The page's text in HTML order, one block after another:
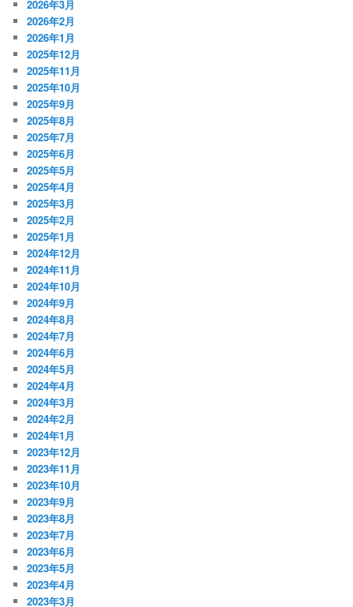
2026年3月
2026年2月
2026年1月
2025年12月
2025年11月
2025年10月
2025年9月
2025年8月
2025年7月
2025年6月
2025年5月
2025年4月
2025年3月
2025年2月
2025年1月
2024年12月
2024年11月
2024年10月
2024年9月
2024年8月
2024年7月
2024年6月
2024年5月
2024年4月
2024年3月
2024年2月
2024年1月
2023年12月
2023年11月
2023年10月
2023年9月
2023年8月
2023年7月
2023年6月
2023年5月
2023年4月
2023年3月